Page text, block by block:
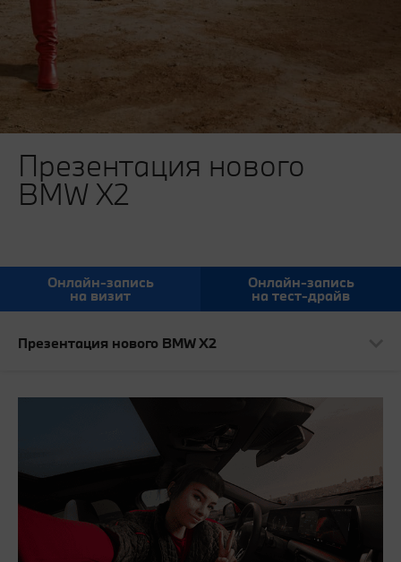
Презентация нового
BMW X2
Онлайн-запись
на визит
Онлайн-запись
на тест-драйв
Презентация нового BMW X2